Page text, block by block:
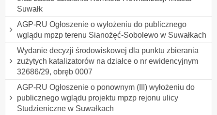
Suwałk
AGP-RU Ogłoszenie o wyłożeniu do publicznego
wglądu mpzp terenu Sianożęć-Sobolewo w Suwałkach
Wydanie decyzji środowiskowej dla punktu zbierania
zużytych katalizatorów na działce o nr ewidencyjnym
32686/29, obręb 0007
AGP-RU Ogłoszenie o ponownym (III) wyłożeniu do
publicznego wglądu projektu mpzp rejonu ulicy
Studzieniczne w Suwałkach